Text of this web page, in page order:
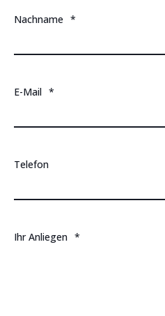
Nachname *
E-Mail *
Telefon
Ihr Anliegen *